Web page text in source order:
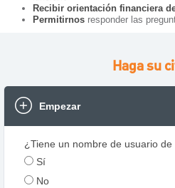
Recibir orientación financiera
Permitirnosresponder las
Haga su
Empezar
¿Tiene un nombre de usuario
Sí
No